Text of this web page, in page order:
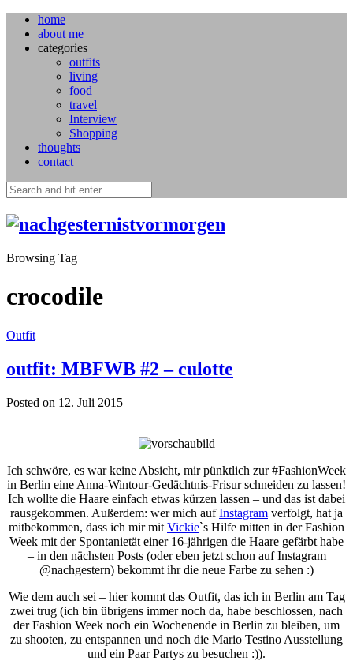
home
about me
categories
outfits
living
food
travel
Interview
Shopping
thoughts
contact
Browsing Tag
crocodile
Outfit
outfit: MBFWB #2 – culotte
Posted on 12. Juli 2015
Ich schwöre, es war keine Absicht, mir pünktlich zur #FashionWeek
in Berlin eine Anna-Wintour-Gedächtnis-Frisur schneiden zu lassen!
Ich wollte die Haare einfach etwas kürzen lassen – und das ist dabei
rausgekommen. Außerdem: wer mich aufInstagram verfolgt, hat ja
mitbekommen, dass ich mir mit Vickie`s Hilfe mitten in der Fashion
Week mit der Spontanietät einer 16-jährigen die Haare gefärbt habe
– in den nächsten Posts (oder eben jetzt schon auf Instagram
@nachgestern) bekommt ihr die neue Farbe zu sehen :)
Wie dem auch sei – hier kommt das Outfit, das ich in Berlin am Tag
zwei trug (ich bin übrigens immer noch da, habe beschlossen, nach
der Fashion Week noch ein Wochenende in Berlin zu bleiben, um
zu shooten, zu entspannen und noch die Mario Testino Ausstellung
und ein Paar Partys zu besuchen :)).